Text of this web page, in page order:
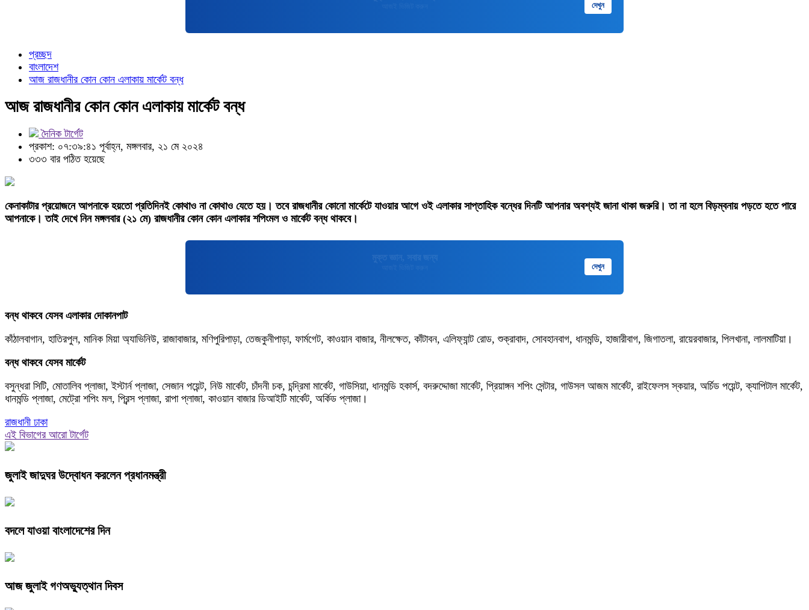
দেখুন
প্রচ্ছদ
বাংলাদেশ
আজ রাজধানীর কোন কোন এলাকায় মার্কেট বন্ধ
আজ রাজধানীর কোন কোন এলাকায় মার্কেট বন্ধ
দৈনিক টার্গেট
প্রকাশ: ০৭:৩৯:৪১ পূর্বাহ্ন, মঙ্গলবার, ২১ মে ২০২৪
৩৩৩ বার পঠিত হয়েছে
কেনাকাটার প্রয়োজনে আপনাকে হয়তো প্রতিদিনই কোথাও না কোথাও যেতে হয়। তবে রাজধানীর কোনো মার্কেটে যাওয়ার আগে ওই এলাকার সাপ্তাহিক বন্ধের দিনটি আপনার অবশ্যই জানা থাকা জরুরি। তা না হলে বিড়ম্বনায় পড়তে হতে পারে
আপনাকে। তাই দেখে নিন মঙ্গলবার (২১ মে) রাজধানীর কোন কোন এলাকার শপিংমল ও মার্কেট বন্ধ থাকবে।
দেখুন
বন্ধ থাকবে যেসব এলাকার দোকানপাট
কাঁঠালবাগান, হাতিরপুল, মানিক মিয়া অ্যাভিনিউ, রাজাবাজার, মণিপুরিপাড়া, তেজকুনীপাড়া, ফার্মগেট, কাওয়ান বাজার, নীলক্ষেত, কাঁটাবন, এলিফ্যান্ট রোড, শুক্রাবাদ, সোবহানবাগ, ধানমন্ডি, হাজারীবাগ, জিগাতলা, রায়েরবাজার, পিলখানা, লালমাটিয়া।
বন্ধ থাকবে যেসব মার্কেট
বসুন্ধরা সিটি, মোতালিব প্লাজা, ইস্টার্ন প্লাজা, সেজান পয়েন্ট, নিউ মার্কেট, চাঁদনী চক, চন্দ্রিমা মার্কেট, গাউসিয়া, ধানমন্ডি হকার্স, বদরুদ্দোজা মার্কেট, প্রিয়াঙ্গন শপিং সেন্টার, গাউসল আজম মার্কেট, রাইফেলস স্কয়ার, অর্চিড পয়েন্ট, ক্যাপিটাল মার্কেট,
ধানমন্ডি প্লাজা, মেট্রো শপিং মল, প্রিন্স প্লাজা, রাপা প্লাজা, কাওয়ান বাজার ডিআইটি মার্কেট, অর্কিড প্লাজা।
রাজধানী ঢাকা
এই বিভাগের আরো টার্গেট
জুলাই জাদুঘর উদ্বোধন করলেন প্রধানমন্ত্রী
বদলে যাওয়া বাংলাদেশের দিন
আজ জুলাই গণঅভ্যুত্থান দিবস